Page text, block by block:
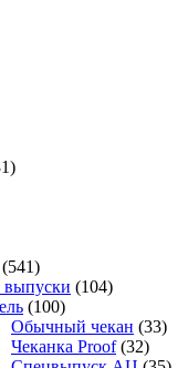
(541)
(104)
(100)
Обычный чекан (33)
Чеканка Proof(32)